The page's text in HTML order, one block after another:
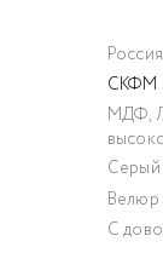
Россия
СКФМ
МДФ,
Серый
Велюр
С